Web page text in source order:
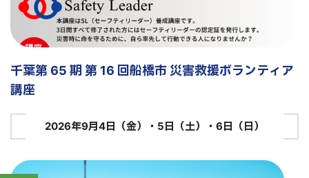
千葉第 65 期 第 16 回船橋市 災害救援ボランティア
講座
2026年9月4日（金）・5日（土）・6日（日）